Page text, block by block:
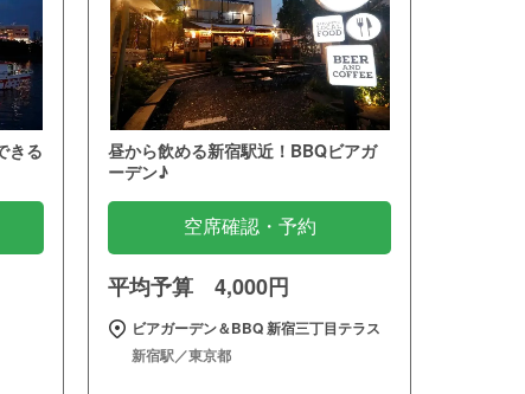
きる
昼から飲める新宿駅近！BBQビアガ
ーデン♪
空席確認・予約
平均予算 4,000円
ビアガーデン＆BBQ 新宿三丁目テラス
新宿駅／東京都